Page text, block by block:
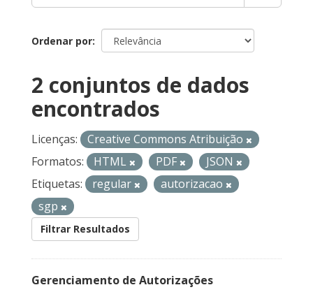
Ordenar por
2 conjuntos de dados
encontrados
Licenças:
Creative Commons Atribuição
Formatos:
HTML PDF
JSON
Etiquetas:
regular
autorizacao
sgp
Filtrar Resultados
Gerenciamento de Autorizações